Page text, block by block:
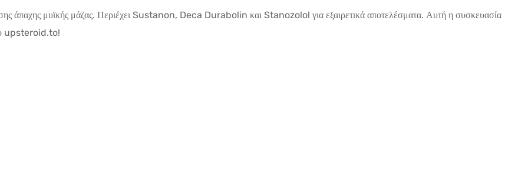
άπαχης μυϊκής μάζας. Περιέχει Sustanon, Deca Durabolin και Stanozolol για εξαιρετικά αποτελέσματα. Αυτή η συσκευασία
upsteroid.to!